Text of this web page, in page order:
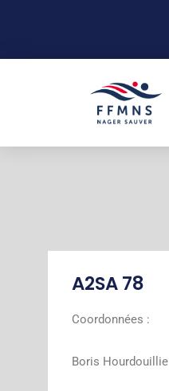
A2SA 78
Coordonnées :
Boris Hourdouillie